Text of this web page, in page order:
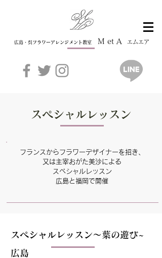
広島・呉フラワーアレンジメント教室 M et A エムエア
​スペシャルレッスン
フランスからフラワーデザイナーを招き、
又は主宰おがた美沙による
スペシャルレッスン
​広島と福岡で開催
スペシャルレッスン～葉の遊び~
広島